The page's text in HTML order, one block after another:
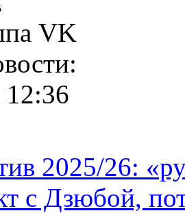
VK
12:36
2025/26:
с Дзюбой,